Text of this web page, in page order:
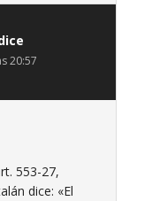
20:57
553-27,
dice: «El